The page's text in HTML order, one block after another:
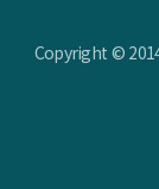
Copyright ©